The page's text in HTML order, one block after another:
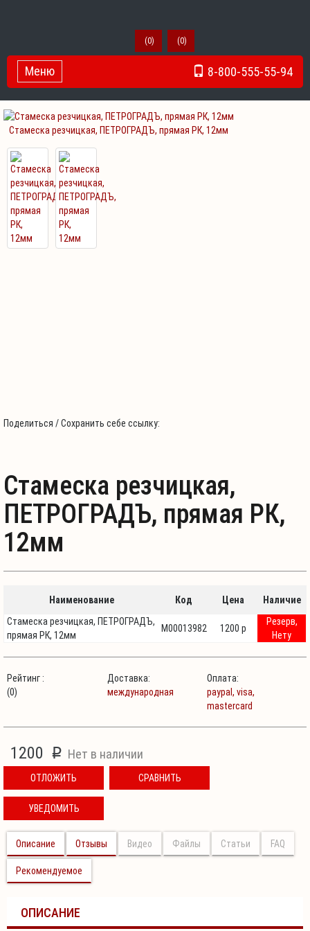
(0) (0)
8-800-555-55-94
Toggle Navigation
Меню
Стамеска резчицкая, ПЕТРОГРАДЪ, прямая РК, 12мм
Поделиться / Сохранить себе ссылку:
Стамеска резчицкая,
ПЕТРОГРАДЪ, прямая РК,
12мм
Наименование Код Цена
Наличие
Стамеска резчицкая, ПЕТРОГРАДЪ,
прямая РК, 12мм
М00013982 1200 p
Резерв,
Нету
Рейтинг :
(0)
Доставка:
международная
Оплата:
paypal, visa,
mastercard
1200 p Нет в наличии
ОТЛОЖИТЬ СРАВНИТЬ
УВЕДОМИТЬ
Описание Отзывы Видео Файлы Статьи FAQ
Рекомендуемое
ОПИСАНИЕ